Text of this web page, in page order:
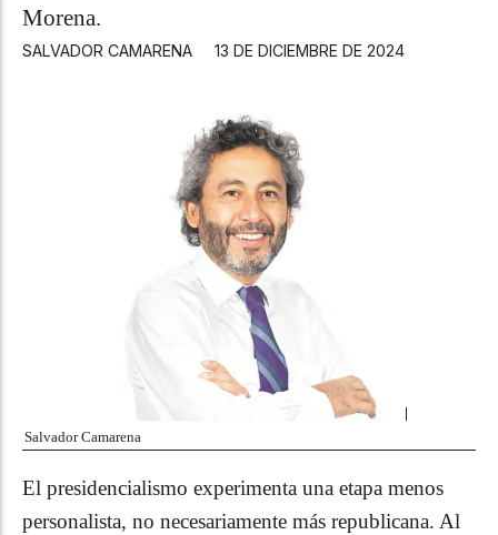
Morena.
13 DE DICIEMBRE DE 2024
SALVADOR CAMARENA
Salvador Camarena
El presidencialismo experimenta una etapa menos
personalista, no necesariamente más republicana. Al